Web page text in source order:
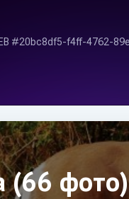
(66 фото)